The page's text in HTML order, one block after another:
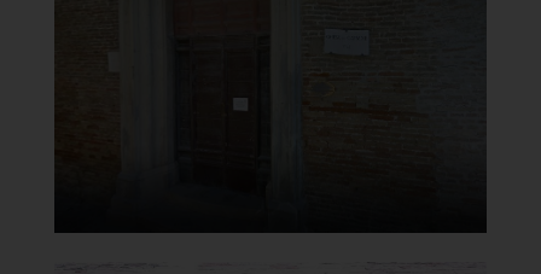
Clicca per ingrandire